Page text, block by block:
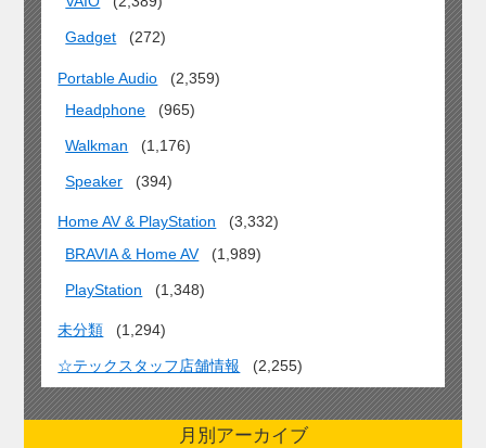
Gadget (272)
Portable Audio
(2,359)
Headphone
(965)
Walkman (1,176)
Speaker (394)
Home AV & PlayStation
(3,332)
BRAVIA & Home AV
(1,989)
PlayStation (1,348)
未分類 (1,294)
☆テックスタッフ店舗情報 (2,255)
月別アーカイブ